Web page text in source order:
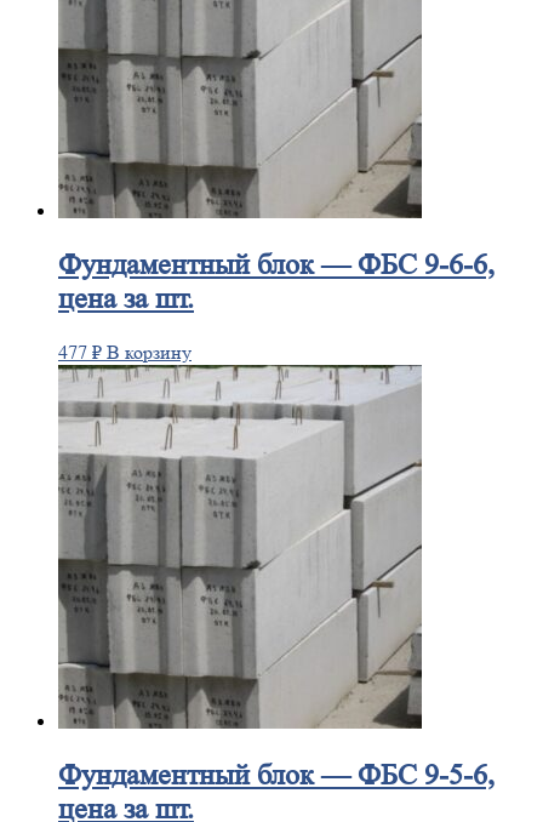
Фундаментныйблок — ФБС 9-6-6,
цена за шт.
477 ₽ В корзину
Фундаментныйблок — ФБС 9-5-6,
цена за шт.